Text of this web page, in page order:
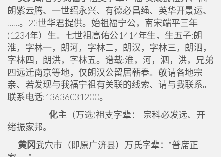
朗紫云腾、一世绍永兴、有德必昌绳、英华开景运、
……。23世华君提供。始祖福宁公，南宋端平三年
(1234年）生。七世祖高佑公1414年生，生五子:朗
淮，字林一，朗河，字林二，朗汉，字林三，朗泗，
字林四，朗洪，字林五。谱载:淮，河，泗，洪，兄弟
四远迁南京等地，仅朗汉公留居蕲春。敬请各地宗
亲、若发现与我福宁祖有关联的线索、请与我联系。
联系电话:13636031200。
化主 （万选)祖支字辈： 宗科必发远、开
绪振家邦。
黄冈武穴市（即原广济县）万氏字辈：“普席正